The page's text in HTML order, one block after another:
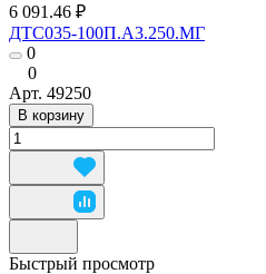
6 091.46 ₽
ДТС035-100П.А3.250.МГ
0
0
Арт. 49250
В корзину
Быстрый просмотр